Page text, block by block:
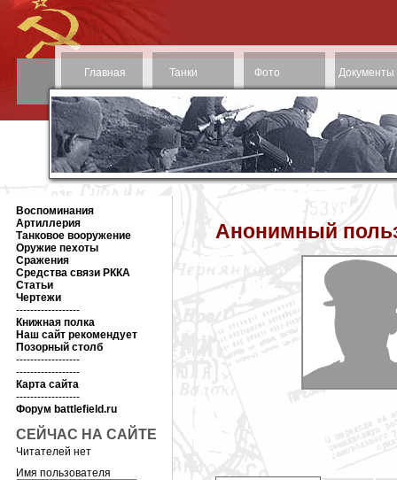
Главная Танки Фото Документы
Воспоминания
Артиллерия
Танковое вооружение
Оружие пехоты
Сражения
Средства связи РККА
Статьи
Чертежи
------------------
Книжная полка
Наш сайт рекомендует
Позорный столб
------------------
------------------
Карта сайта
------------------
Форум battlefield.ru
СЕЙЧАС НА САЙТЕ
Читателей нет
Имя пользователя
Анонимный